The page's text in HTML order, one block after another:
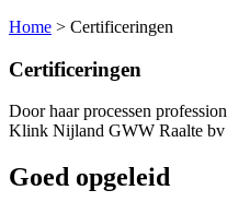
Home > Certificeringen
Certificeringen
Door haar processen
Klink Nijland GWW Raalte bv
Goed opgeleid